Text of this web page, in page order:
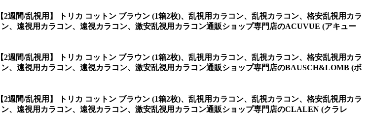
【2週間/乱視用】 トリカ コットン ブラウン (1箱2枚)、乱視用カラコン、乱視カラコン、格安乱視用カラ
、遠視用カラコン、遠視カラコン、激安乱視用カラコン通販ショップ専門店のACUVUE (アキュー
【2週間/乱視用】 トリカ コットン ブラウン (1箱2枚)、乱視用カラコン、乱視カラコン、格安乱視用カラ
、遠視用カラコン、遠視カラコン、激安乱視用カラコン通販ショップ専門店のBAUSCH&LOMB (ボ
【2週間/乱視用】 トリカ コットン ブラウン (1箱2枚)、乱視用カラコン、乱視カラコン、格安乱視用カラ
、遠視用カラコン、遠視カラコン、激安乱視用カラコン通販ショップ専門店のCLALEN (クラレ